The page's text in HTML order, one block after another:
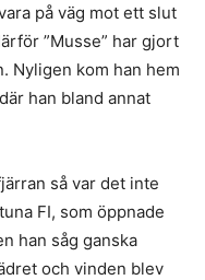
på väg mot ett slut
”Musse” har gjort
Nyligen kom han hem
han bland annat
så var det inte
FI, som öppnade
han såg ganska
och vinden blev